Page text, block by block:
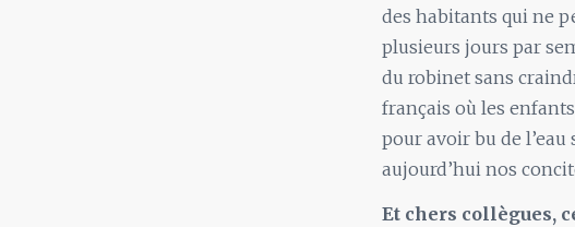
des habitants qui ne
plusieurs jours par
du robinet sans
français où les
pour avoir bu de
aujourd’hui nos
Et chers collègues,